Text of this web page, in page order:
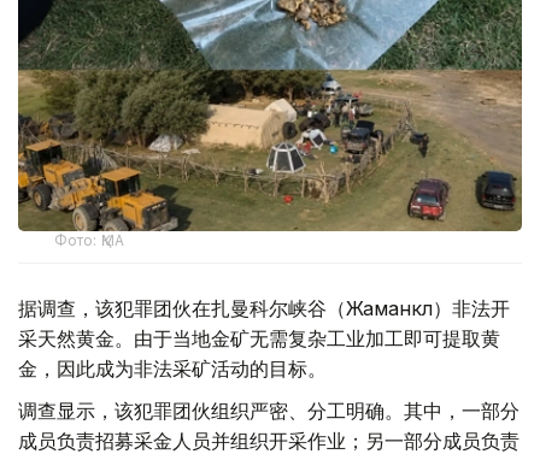
Фото: ҚМА
据调查，该犯罪团伙在扎曼科尔峡谷（Жаманкөл）非法开
采天然黄金。由于当地金矿无需复杂工业加工即可提取黄
金，因此成为非法采矿活动的目标。
调查显示，该犯罪团伙组织严密、分工明确。其中，一部分
成员负责招募采金人员并组织开采作业；另一部分成员负责